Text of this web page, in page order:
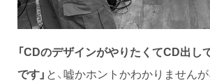
「CDのデザインがやりたくてCD出し
です」 と、嘘かホントかわかりません